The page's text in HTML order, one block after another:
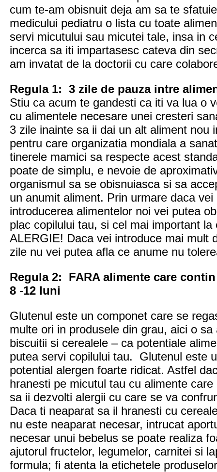
cum te-am obisnuit deja am sa te
medicului pediatru o lista cu toate
servi micutului sau micutei tale, insa in
incerca sa iti impartasesc cateva din
am invatat de la doctorii cu care
Regula 1: 3 zile de pauza intre
Stiu ca acum te gandesti ca iti va lua o
cu alimentele necesare unei cresteri
3 zile inainte sa ii dai un alt aliment nou
pentru care organizatia mondiala a
tinerele mamici sa respecte acest
poate de simplu, e nevoie de
organismul sa se obisnuiasca si sa
un anumit aliment. Prin urmare daca
introducerea alimentelor noi vei putea
plac copilului tau, si cel mai important la
ALERGIE! Daca vei introduce mai mult
zile nu vei putea afla ce anume nu
Regula 2: FARA alimente care
8 -12 luni
Glutenul este un componet care se
multe ori in produsele din grau, aici o
biscuitii si cerealele – ca potentiale
putea servi copilului tau. Glutenul este
potential alergen foarte ridicat. Astfel
hranesti pe micutul tau cu alimente
sa ii dezvolti alergii cu care se va
Daca ti neaparat sa il hranesti cu
nu este neaparat necesar, intrucat
necesar unui bebelus se poate realiza
ajutorul fructelor, legumelor, carnitei si
formula; fi atenta la etichetele